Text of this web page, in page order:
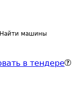
Найти машины
в тендере